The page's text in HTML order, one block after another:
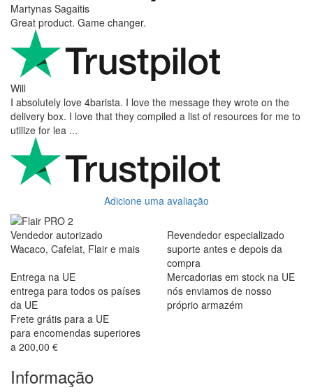
Martynas Sagaitis
Great product. Game changer.
Will
I absolutely love 4barista. I love the message they wrote on the
delivery box. I love that they compiled a list of resources for me to
utilize for lea ...
Adicione uma avaliação
Vendedor autorizado
Wacaco, Cafelat, Flair e mais
Revendedor especializado
suporte antes e depois da
compra
Entrega na UE
entrega para todos os países
da UE
Mercadorias em stock na UE
nós enviamos de nosso
próprio armazém
Frete grátis para a UE
para encomendas superiores
a 200,00 €
Informação